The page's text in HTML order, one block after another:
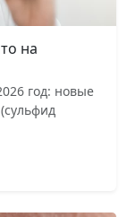
на
год: новые